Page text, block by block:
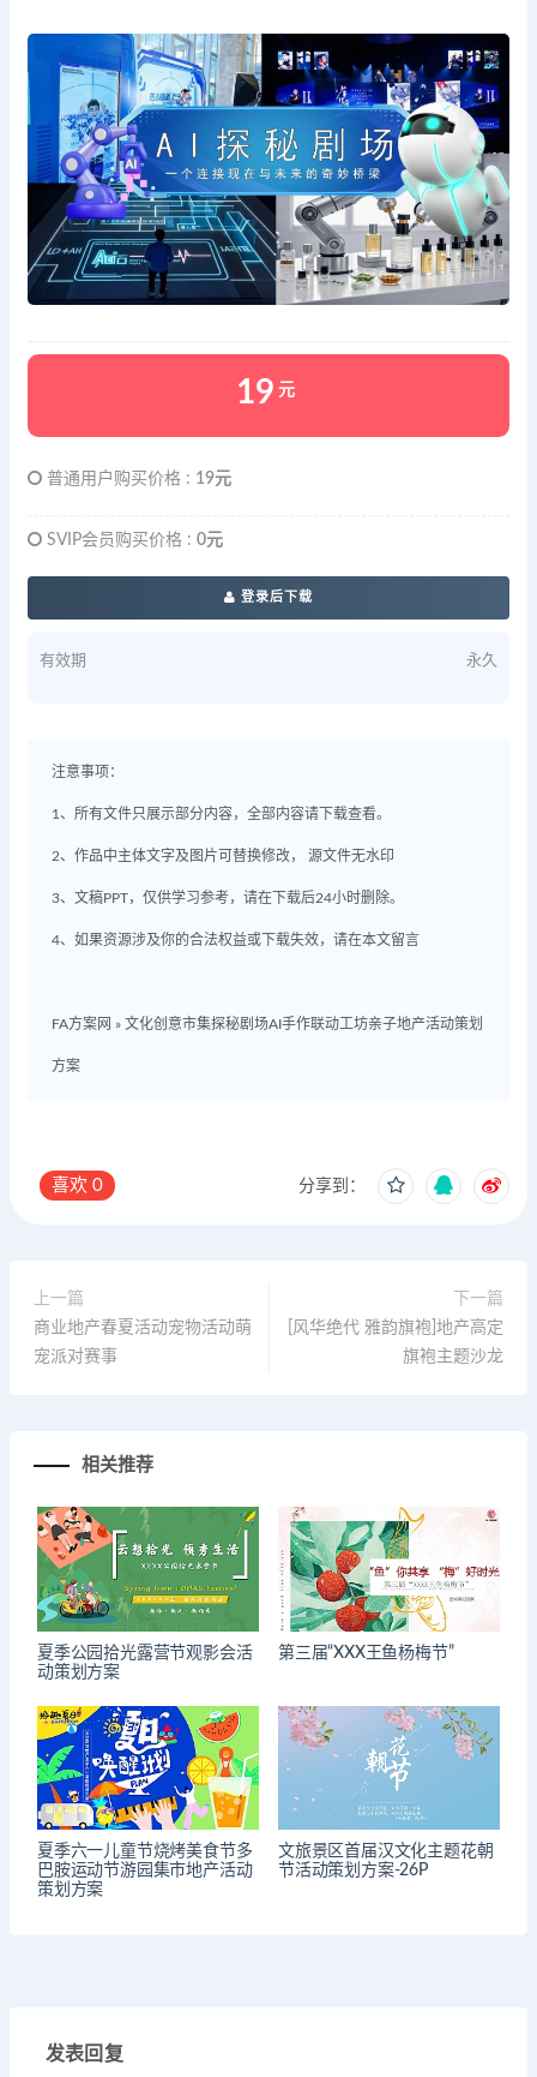
19 元
普通用户购买价格 : 19元
SVIP会员购买价格 : 0元
登录后下载
有效期 永久
注意事项：
1、所有文件只展示部分内容，全部内容请下载查看。
2、作品中主体文字及图片可替换修改， 源文件无水印
3、文稿PPT，仅供学习参考，请在下载后24小时删除。
4、如果资源涉及你的合法权益或下载失效，请在本文留言
FA方案网 » 文化创意市集探秘剧场AI手作联动工坊亲子地产活动策划
方案
喜欢 0 分享到：
上一篇
商业地产春夏活动宠物活动萌
宠派对赛事
下一篇
[风华绝代 雅韵旗袍]地产高定
旗袍主题沙龙
相关推荐
夏季公园拾光露营节观影会活
动策划方案
第三届“XXX王鱼杨梅节”
夏季六一儿童节烧烤美食节多
巴胺运动节游园集市地产活动
策划方案
文旅景区首届汉文化主题花朝
节活动策划方案-26P
发表回复